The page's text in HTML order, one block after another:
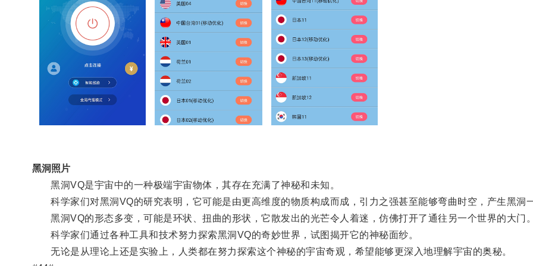
黑洞照片
黑洞VQ是宇宙中的一种极端宇宙物体，其存在充满了神秘和未知。
科学家们对黑洞VQ的研究表明，它可能是由更高维度的物质构成而成，引力之强甚至能够弯曲时空，产生黑洞一
黑洞VQ的形态多变，可能是环状、扭曲的形状，它散发出的光芒令人着迷，仿佛打开了通往另一个世界的大门。
科学家们通过各种工具和技术努力探索黑洞VQ的奇妙世界，试图揭开它的神秘面纱。
无论是从理论上还是实验上，人类都在努力探索这个神秘的宇宙奇观，希望能够更深入地理解宇宙的奥秘。